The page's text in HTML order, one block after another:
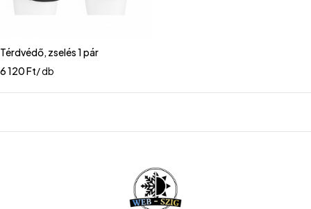
Térdvédő, zselés 1 pár
6 120Ft/ db